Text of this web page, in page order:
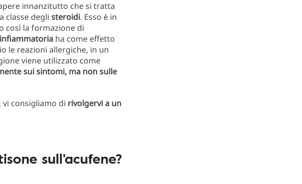
innanzitutto che si tratta
classe degli steroidi. Esso è in
così la formazione di
ha come effetto
le reazioni allergiche, in un
viene utilizzato come
sui sintomi, ma non sulle
consigliamo di rivolgervi a un
sull'acufene?